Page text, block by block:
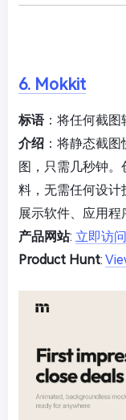
6. Mokkit
标语：将任何截图
介绍 ：将静态截
图，只需几秒钟
料，无需任何设计
展示软件、应用程
产品网站: 立即访问
Product Hunt: